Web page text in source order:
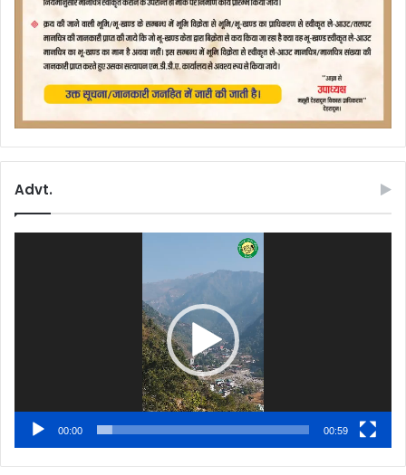
Advt.
00:00 00:59